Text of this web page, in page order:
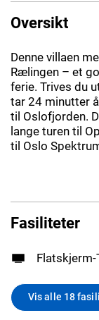
Oversikt
Denne villaen
Rælingen – et
ferie. Trives du
tar 24 minutter
til Oslofjorden.
lange turen til
til Oslo
Fasiliteter
Flatskjerm-
Vis alle 18